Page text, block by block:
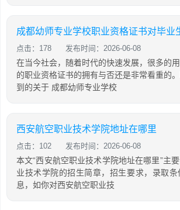
点击：178 发布时间：2026-06-08
在当今社会，随着时代的快速发展，很多的
的职业资格证书的拥有与否还是非常看重的
到的关于 成都幼师专业学校
西安航空职业技术学院地址在哪里
点击：102 发布时间：2026-06-08
本文“西安航空职业技术学院地址在哪里”主
业技术学院的招生简章，招生要求，录取
息，如你对西安航空职业技